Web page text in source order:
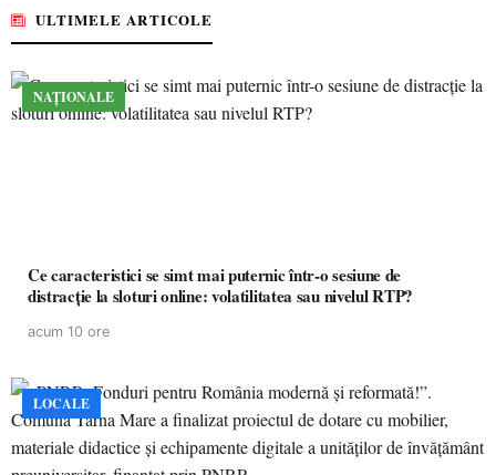
ULTIMELE ARTICOLE
NAȚIONALE
Ce caracteristici se simt mai puternic într-o sesiune de
distracție la sloturi online: volatilitatea sau nivelul RTP?
acum 10 ore
LOCALE